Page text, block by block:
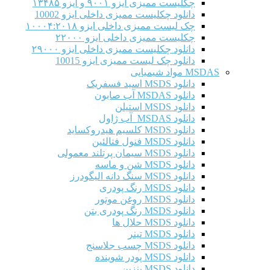
چکلیست ممیزی ایزو ۹۰۰۱ و ایزو ۱۳۴۸۵
دانلود چکلیست ممیزی داخلی ایزو 10002
چک لیست ممیزی داخلی ایزو ۱۰۰۰۴:۲۰۱۸
چکلیست ممیزی داخلی ایزو ۲۲۰۰۰
دانلود چکلیست ممیزی داخلی ایزو ۲۹۰۰۰
دانلود چک لیست ممیزی ایزو 10015
MSDAS مواد شیمیایی
دانلود MSDS اسید فسفریک
دانلود MSDAS آب صابون
دانلود MSDS استیلن
دانلود MSDAS آب ژاول
دانلود MSDS کلسیم هیدروکساید
دانلود MSDS فنول فتالئین
دانلود MSDS سیمان پرتلند معمولی
دانلود MSDS شن و ماسه
دانلود MSDS سنگ دانه الیگودرز
دانلود MSDS رنگ پودری
دانلود MSDS روغن موتور
دانلود MSDS رنگ پودری بتن
دانلود MSDS حلال ها
دانلود MSDS تینر
دانلود MSDS چسب جلاسنج
دانلود MSDS پودر شوینده